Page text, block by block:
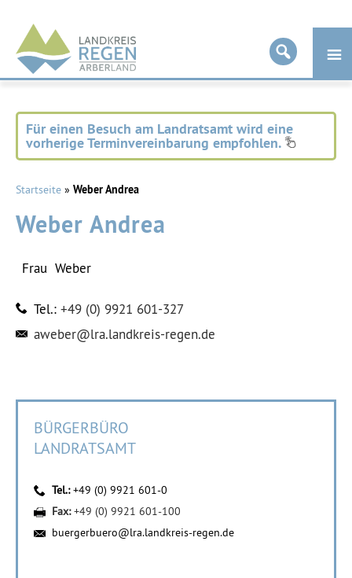
Landkreis
Regen
Für einen Besuch am Landratsamt wird eine
vorherige Terminvereinbarung empfohlen.
Startseite » Weber Andrea
Weber Andrea
Frau Weber
Tel.: +49 (0) 9921 601-327
aweber@lra.landkreis-regen.de
BÜRGERBÜRO
LANDRATSAMT
Tel.:+49 (0) 9921 601-0
Fax:+49 (0) 9921 601-100
buergerbuero@lra.landkreis-regen.de